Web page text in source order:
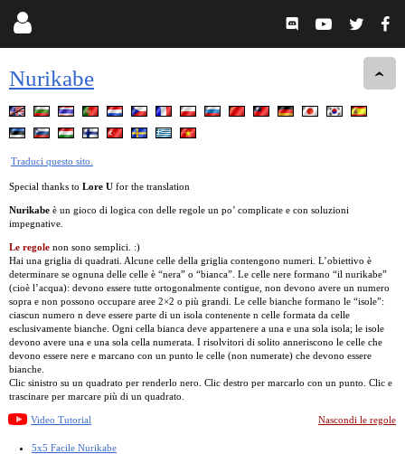
Nurikabe
Traduci questo sito.
Special thanks to Lore U for the translation
Nurikabe è un gioco di logica con delle regole un po’ complicate e con soluzioni
impegnative.
Le regole non sono semplici. :)
Hai una griglia di quadrati. Alcune celle della griglia contengono numeri. L’obiettivo è
determinare se ognuna delle celle è “nera” o “bianca”. Le celle nere formano “il nurikabe”
(cioè l’acqua): devono essere tutte ortogonalmente contigue, non devono avere un numero
sopra e non possono occupare aree 2×2 o più grandi. Le celle bianche formano le “isole”:
ciascun numero n deve essere parte di un isola contenente n celle formata da celle
esclusivamente bianche. Ogni cella bianca deve appartenere a una e una sola isola; le isole
devono avere una e una sola cella numerata. I risolvitori di solito anneriscono le celle che
devono essere nere e marcano con un punto le celle (non numerate) che devono essere
bianche.
Clic sinistro su un quadrato per renderlo nero. Clic destro per marcarlo con un punto. Clic e
trascinare per marcare più di un quadrato.
Video Tutorial Nascondi le regole
5x5 Facile Nurikabe